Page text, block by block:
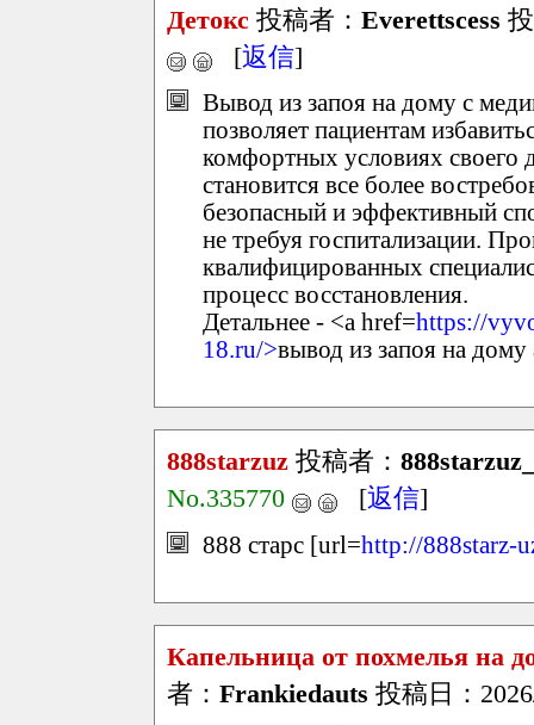
Детокс 投稿者： Everettscess
[返信]
Вывод из запоя на дому с
позволяет пациентам
комфортных условиях своего
становится все более
безопасный и эффективный
не требуя госпитализации.
квалифицированных
процесс восстановления.
Детальнее - <a href=https://
18.ru/>вывод из запоя на
888starzuz 投稿者：
No.335770
[返信]
888 старс [url=http://888starz-
Капельница от похмелья на
者： Frankiedauts 投稿日：